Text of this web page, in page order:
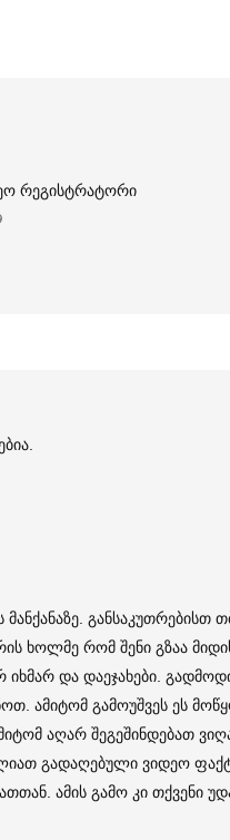
რეგისტრატორი
განსაკუთრებისთ
ხოლმე რომ შენი გზაა
იხმარ და დაეჯახები.
ამიტომ გამოუშვეს ეს
აღარ შეგეშინდებათ
გადაღებული ვიდეო
ამის გამო კი თქვენი